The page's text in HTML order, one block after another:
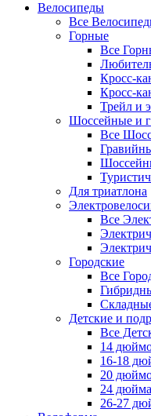
Велосипеды
Все
Горные
Все
Кросс-
Кросс-
Трейл и
Шоссейные и
Все
Для триатлона
Все
Городские
Все
Детские и
Все
14
16-18
20
24
26-27